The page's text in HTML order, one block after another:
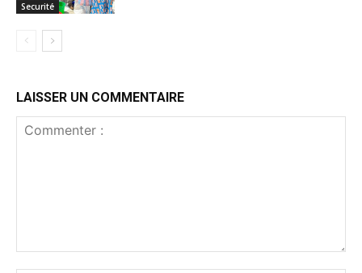
Securité
LAISSER UN COMMENTAIRE